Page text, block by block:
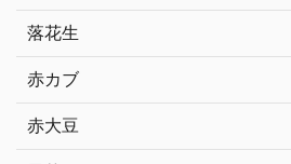
落花生
赤カブ
赤大豆